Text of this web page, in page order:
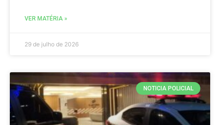
VER MATÉRIA »
29 de julho de 2026
NOTICIA POLICIAL